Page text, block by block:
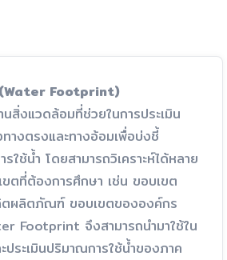
Footprint)
สิ่งแวดล้อมที่ช่วยในการประเมิน
างตรงและทางอ้อมเพื่อบ่งชี้
ใช้น้ำ โดยสามารถวิเคราะห์ได้หลาย
ตที่ต้องการศึกษา เช่น ขอบเขต
ตผลิตภัณฑ์ ขอบเขตขององค์กร
Footprint จึงสามารถนำมาใช้ใน
ประเมินปริมาณการใช้น้ำของภาค